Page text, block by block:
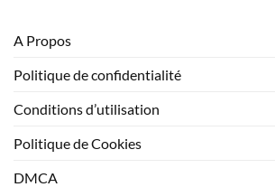
A Propos
Politique de confidentialité
Conditions d’utilisation
Politique de Cookies
DMCA